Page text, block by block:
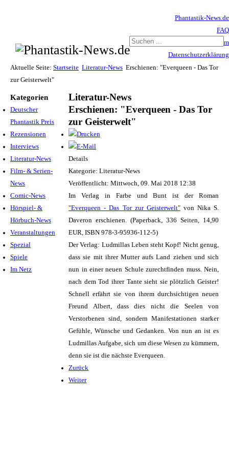
Phantastik-News.de
FAQ
Impressum
Datenschutzerklärung
Haftungsausschluss
Aktuelle Seite: Startseite Literatur-News Erschienen: "Everqueen - Das Tor
zur Geisterwelt"
Kategorien
Deutscher
Phantastik Preis
Rezensionen
Interviews
Literatur-News
Film- & Serien-
News
Comic-News
Hörspiel- &
Hörbuch-News
Veranstaltungen
Spezial
Spiele
Im Netz
Literatur-News
Erschienen: "Everqueen - Das Tor
zur Geisterwelt"
Details
Kategorie: Literatur-News
Veröffentlicht: Mittwoch, 09. Mai 2018 12:38
Im Verlag in Farbe und Bunt ist der Roman
"Everqueen - Das Tor zur Geisterwelt"von Nika S.
Daveron erschienen. (Paperback, 336 Seiten, 14,90
EUR, ISBN 978-3-95936-112-5)
Der Verlag: Ludmillas Leben steht Kopf! Nicht genug,
dass sie mit ihrer Mutter aufs Land ziehen und sich
nun in einer neuen Schule zurechtfinden muss. Nein,
nach dem Tod ihrer Tante sieht sie plötzlich Geister!
Schnell erfährt sie von ihrem durchsichtigen neuen
Freund Albert, dass dies nicht die Seelen von
Verstorbenen sind, sondern Manifestationen starker
Gefühle, Wünsche und Gedanken. Von nun an ist es
Ludmillas Aufgabe, sich um diese Wesen zu kümmern,
denn sie ist die nächste Everqueen.
Zurück
Weiter